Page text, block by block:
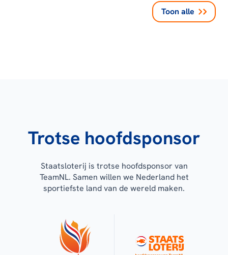
Toon alle
Trotse hoofdsponsor
Staatsloterij is trotse hoofdsponsor van
TeamNL. Samen willen we Nederland het
sportiefste land van de wereld maken.